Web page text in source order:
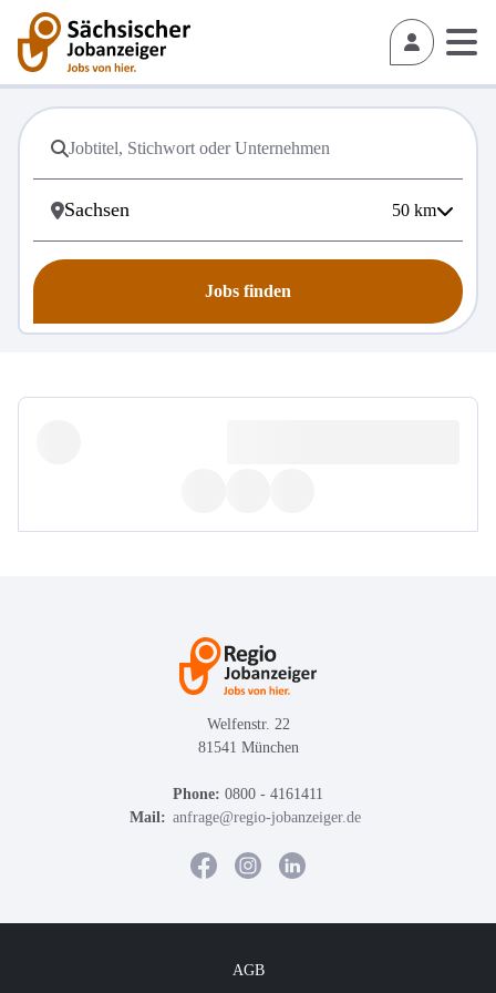
50 km
Jobs finden
Welfenstr. 22
81541 München
Phone: 0800 - 4161411
Mail: anfrage@regio-jobanzeiger.de
AGB